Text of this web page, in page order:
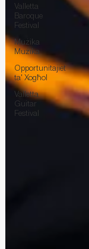
Valletta
Baroque
Festival
Mużika
Mużika
Opportunitajiet
ta' Xogħol
Valletta
Guitar
Festival